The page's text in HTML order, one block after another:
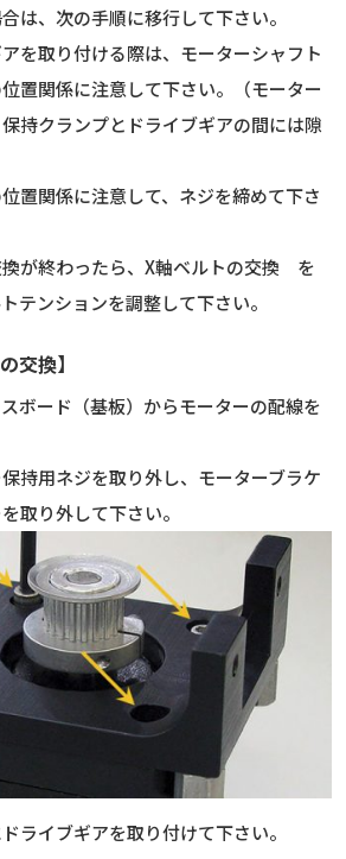
は、次の手順に移行して下さい。
を取り付ける際は、モーターシャフト
置関係に注意して下さい。（モーター
持クランプとドライブギアの間には隙
置関係に注意して、ネジを締めて下さ
換が終わったら、X軸ベルトの交換 を
テンションを調整して下さい。
交換】
ボード（基板）からモーターの配線を
持用ネジを取り外し、モーターブラケ
取り外して下さい。
ライブギアを取り付けて下さい。